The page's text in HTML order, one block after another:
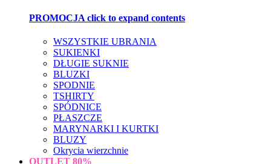
PROMOCJA click to expand contents
WSZYSTKIE UBRANIA
SUKIENKI
DŁUGIE SUKNIE
BLUZKI
SPODNIE
TSHIRTY
SPÓDNICE
PŁASZCZE
MARYNARKI I KURTKI
BLUZY
Okrycia wierzchnie
OUTLET 80%